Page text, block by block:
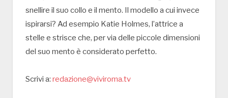
snellire il suo collo e il mento. Il modello a cui invece
ispirarsi? Ad esempio Katie Holmes, l’attrice a
stelle e strisce che, per via delle piccole dimensioni
del suo mento è considerato perfetto.
Scrivi a: redazione@viviroma.tv